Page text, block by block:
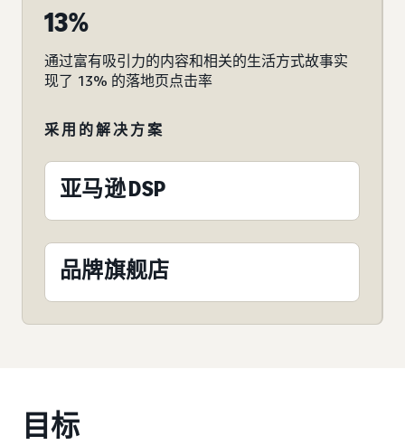
13%
通过富有吸引力的内容和相关的生活方式故事实
现了 13% 的落地页点击率
采用的解决方案
亚马逊 DSP
品牌旗舰店
目标